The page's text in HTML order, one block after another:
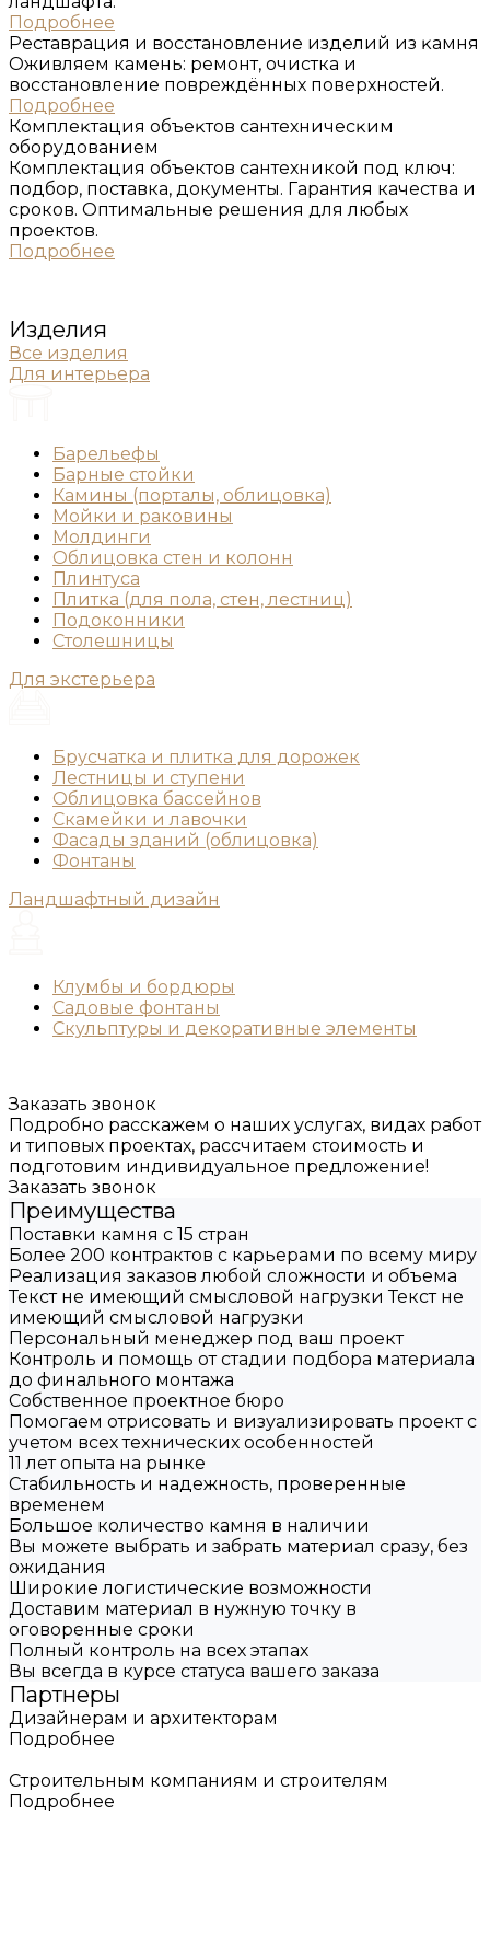
Подробнее
Реставрация и восстановление изделий из ĸамня
Оживляем камень: ремонт, очистка и
восстановление повреждённых поверхностей.
Подробнее
Комплеĸтация объеĸтов сантехничесĸим
оборудованием
Комплектация объектов сантехникой под ключ:
подбор, поставка, документы. Гарантия качества и
сроков. Оптимальные решения для любых
проектов.
Подробнее
Изделия
Все изделия
Для интерьера
Барельефы
Барные стойки
Камины (порталы, облицовка)
Мойки и раковины
Молдинги
Облицовка стен и колонн
Плинтуса
Плитка (для пола, стен, лестниц)
Подоконники
Столешницы
Для экстерьера
Брусчатка и плитка для дорожек
Лестницы и ступени
Облицовка бассейнов
Скамейки и лавочки
Фасады зданий (облицовка)
Фонтаны
Ландшафтный дизайн
Клумбы и бордюры
Садовые фонтаны
Скульптуры и декоративные элементы
Заказать звонок
Подробно расскажем о наших услугах, видах работ
и типовых проектах, рассчитаем стоимость и
подготовим индивидуальное предложение!
Заказать звонок
Преимущества
Поставки камня с 15 стран
Более 200 контрактов с карьерами по всему миру
Реализация заказов любой сложности и объема
Текст не имеющий смысловой нагрузки Текст не
имеющий смысловой нагрузки
Персональный менеджер под ваш проект
Контроль и помощь от стадии подбора материала
до финального монтажа
Собственное проектное бюро
Помогаем отрисовать и визуализировать проект с
учетом всех технических особенностей
11 лет опыта на рынке
Стабильность и надежность, проверенные
временем
Большое количество камня в наличии
Вы можете выбрать и забрать материал сразу, без
ожидания
Широкие логистические возможности
Доставим материал в нужную точку в
оговоренные сроки
Полный контроль на всех этапах
Вы всегда в курсе статуса вашего заказа
Партнеры
Дизайнерам и архитекторам
Подробнее
Строительным компаниям и строителям
Подробнее